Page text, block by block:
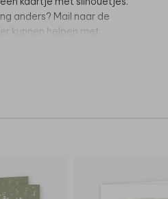
anders? Mail naar de
kunnen helpen met
helemaal af door de